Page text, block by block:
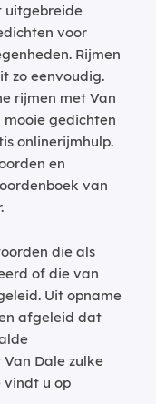
uitgebreide
voor
Rijmen
zo eenvoudig.
rijmen met Van
gedichten
onlinerijmhulp.
en
van
die als
of die van
Uit opname
afgeleid dat
Dale zulke
vindt u op